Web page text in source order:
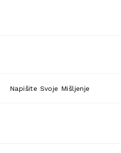
Napišite Svoje Mišljenje